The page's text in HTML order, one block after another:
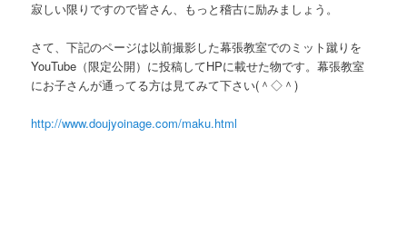
寂しい限りですので皆さん、もっと稽古に励みましょう。
さて、下記のページは以前撮影した幕張教室でのミット蹴りを
YouTube（限定公開）に投稿してHPに載せた物です。幕張教室
にお子さんが通ってる方は見てみて下さい(＾◇＾)
http://www.doujyoinage.com/maku.html